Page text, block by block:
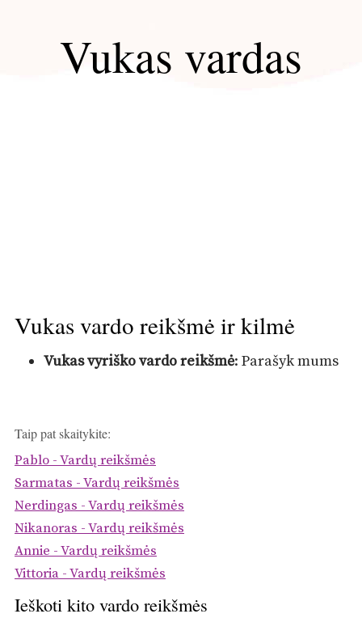
Vukas vardas
Vukas vardo reikšmė ir kilmė
Vukas vyriško vardo reikšmė: Parašyk mums
Taip pat skaitykite:
Pablo - Vardų reikšmės
Sarmatas - Vardų reikšmės
Nerdingas - Vardų reikšmės
Nikanoras - Vardų reikšmės
Annie - Vardų reikšmės
Vittoria - Vardų reikšmės
Ieškoti kito vardo reikšmės